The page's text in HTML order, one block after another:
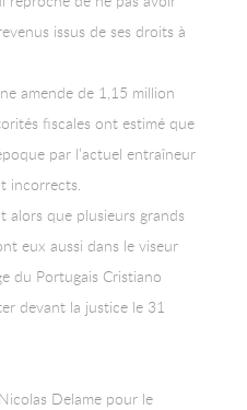
issus de ses droits à
amende de 1,15 million
fiscales ont estimé que
par l’actuel entraîneur
incorrects.
alors que plusieurs grands
eux aussi dans le viseur
du Portugais Cristiano
devant la justice le 31
Delame pour le